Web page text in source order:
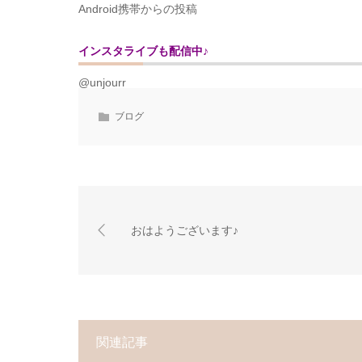
Android携帯からの投稿
インスタライブも配信中♪
@unjourr
ブログ
おはようございます♪
関連記事